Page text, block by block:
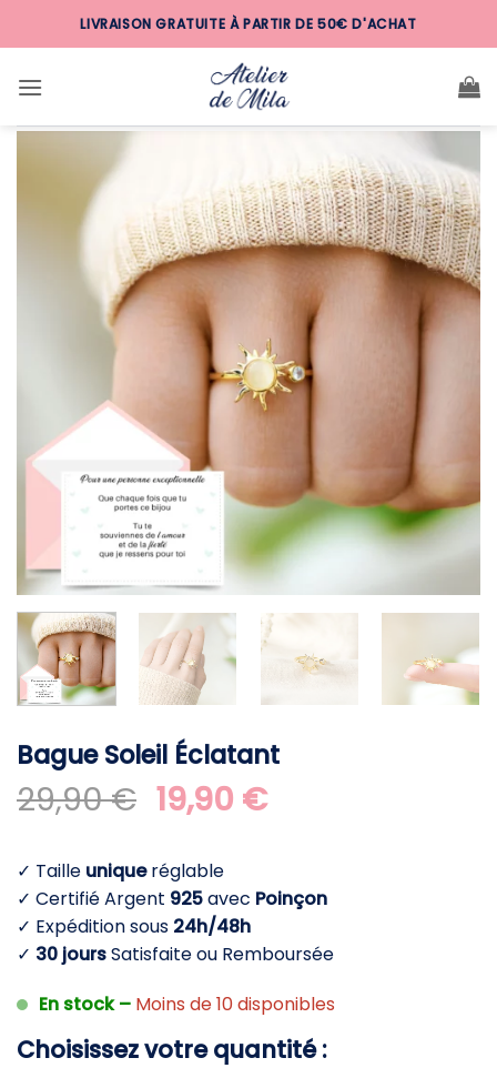
LIVRAISON GRATUITE À PARTIR DE 50€ D'ACHAT
Bague Soleil Éclatant
29,90€ Le
prix
initial
était :
29,90 €.
19,90 €Le
est :
19,90 €.
✓ Taille uniqueréglable
✓ Certifié Argent 925avec Poinçon
✓ Expédition sous 24h/48h
✓ 30 joursSatisfaite ou Remboursée
En stock – Moins de 10 disponibles
Choisissez votre quantité :